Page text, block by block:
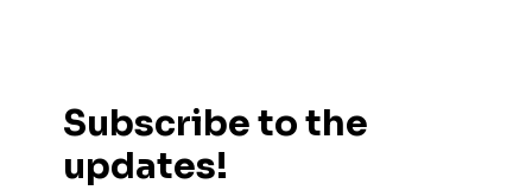
Subscribe to the
updates!